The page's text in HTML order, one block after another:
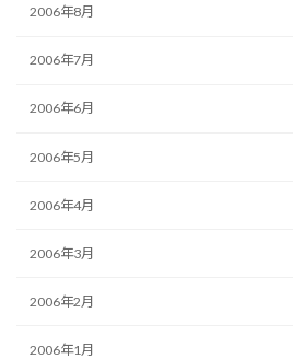
2006年8月
2006年7月
2006年6月
2006年5月
2006年4月
2006年3月
2006年2月
2006年1月